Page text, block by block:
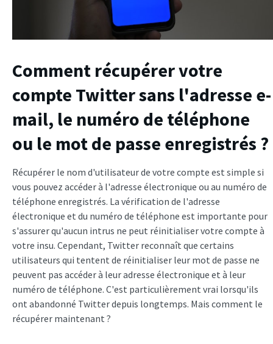
Comment récupérer votre
compte Twitter sans l'adresse e-
mail, le numéro de téléphone
ou le mot de passe enregistrés ?
Récupérer le nom d'utilisateur de votre compte est simple si
vous pouvez accéder à l'adresse électronique ou au numéro de
téléphone enregistrés. La vérification de l'adresse
électronique et du numéro de téléphone est importante pour
s'assurer qu'aucun intrus ne peut réinitialiser votre compte à
votre insu. Cependant, Twitter reconnaît que certains
utilisateurs qui tentent de réinitialiser leur mot de passe ne
peuvent pas accéder à leur adresse électronique et à leur
numéro de téléphone. C'est particulièrement vrai lorsqu'ils
ont abandonné Twitter depuis longtemps. Mais comment le
récupérer maintenant ?